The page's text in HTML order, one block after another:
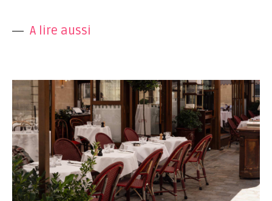
A lire aussi